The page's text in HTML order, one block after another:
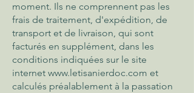
moment. Ils ne comprennent pas les
frais de traitement, d'expédition, de
transport et de livraison, qui sont
facturés en supplément, dans les
conditions indiquées sur le site
internet www.letisanierdoc.com et
calculés préalablement à la passation